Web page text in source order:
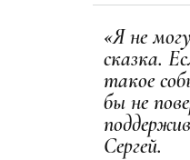
«Я не
сказка.
такое
бы не
Сергей.